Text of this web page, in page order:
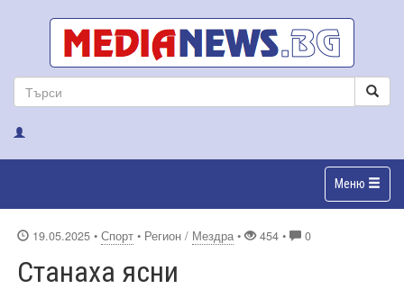
Меню
19.05.2025 • Спорт • Регион / Мездра • 454 • 0
Станаха ясни